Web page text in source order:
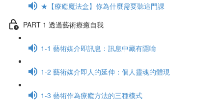
★【療癒魔法盒】你為什麼需要聽這門課
PART 1 透過藝術療癒自我
1-1 藝術媒介即訊息：訊息中藏有隱喻
1-2 藝術媒介即人的延伸：個人靈魂的體現
1-3 藝術作為療癒方法的三種模式